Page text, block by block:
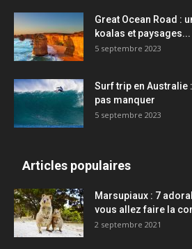
Great Ocean Road :
koalas et paysages...
5 septembre 2023
Surf trip en Australie
pas manquer
5 septembre 2023
Articles populaires
Marsupiaux : 7
vous allez faire la
2 septembre 2021